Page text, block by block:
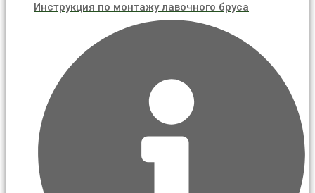
Инструкция по монтажу лавочного бруса